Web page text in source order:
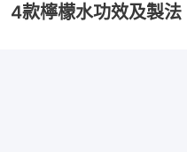
4款檸檬水功效及製法